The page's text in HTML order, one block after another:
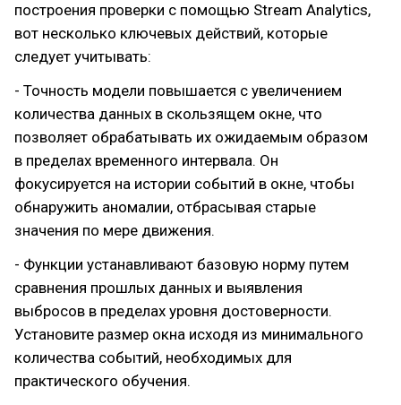
построения проверки с помощью Stream Analytics,
вот несколько ключевых действий, которые
следует учитывать:
- Точность модели повышается с увеличением
количества данных в скользящем окне, что
позволяет обрабатывать их ожидаемым образом
в пределах временного интервала. Он
фокусируется на истории событий в окне, чтобы
обнаружить аномалии, отбрасывая старые
значения по мере движения.
- Функции устанавливают базовую норму путем
сравнения прошлых данных и выявления
выбросов в пределах уровня достоверности.
Установите размер окна исходя из минимального
количества событий, необходимых для
практического обучения.